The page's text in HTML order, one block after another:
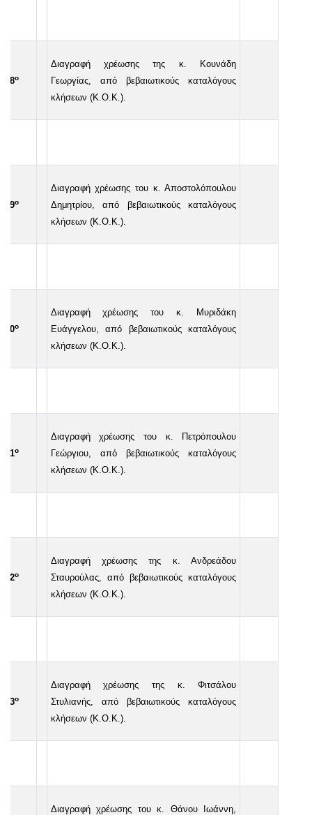
48ο
Διαγραφή χρέωσης της κ. Κουνάδη
Γεωργίας, από βεβαιωτικούς καταλόγους
κλήσεων (Κ.Ο.Κ.).
49ο
Διαγραφή χρέωσης του κ. Αποστολόπουλου
Δημητρίου, από βεβαιωτικούς καταλόγους
κλήσεων (Κ.Ο.Κ.).
50ο
Διαγραφή χρέωσης του κ. Μυριδάκη
Ευάγγελου, από βεβαιωτικούς καταλόγους
κλήσεων (Κ.Ο.Κ.).
51ο
Διαγραφή χρέωσης του κ. Πετρόπουλου
Γεώργιου, από βεβαιωτικούς καταλόγους
κλήσεων (Κ.Ο.Κ.).
52ο
Διαγραφή χρέωσης της κ. Ανδρεάδου
Σταυρούλας, από βεβαιωτικούς καταλόγους
κλήσεων (Κ.Ο.Κ.).
53ο
Διαγραφή χρέωσης της κ. Φιτσάλου
Στυλιανής, από βεβαιωτικούς καταλόγους
κλήσεων (Κ.Ο.Κ.).
Διαγραφή χρέωσης του κ. Θάνου Ιωάννη,